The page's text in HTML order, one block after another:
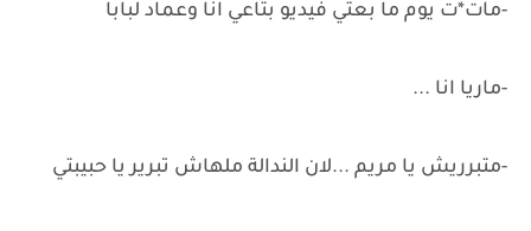
-مات*ت يوم ما بعتي فيديو بتاعي انا وعماد لبابا
-ماريا انا ...
-متبرريش يا مريم ...لان الندالة ملهاش تبرير يا حبيبتي